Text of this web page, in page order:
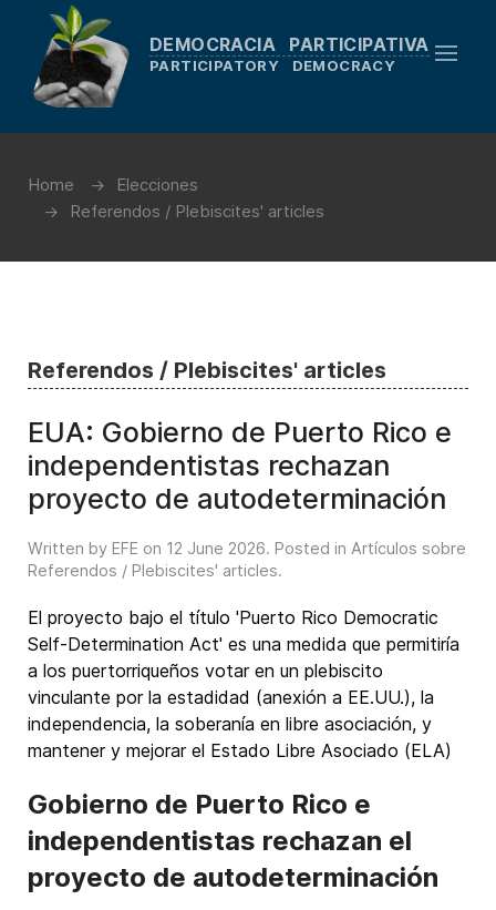
DEMOCRACIA PARTICIPATIVA
PARTICIPATORY DEMOCRACY
Home
Elecciones
Referendos / Plebiscites' articles
Referendos / Plebiscites' articles
EUA: Gobierno de Puerto Rico e
independentistas rechazan
proyecto de autodeterminación
Written by EFE on 12 June 2026. Posted in Artículos sobre
Referendos / Plebiscites' articles.
El proyecto bajo el título 'Puerto Rico Democratic
Self-Determination Act' es una medida que permitiría
a los puertorriqueños votar en un plebiscito
vinculante por la estadidad (anexión a EE.UU.), la
independencia, la soberanía en libre asociación, y
mantener y mejorar el Estado Libre Asociado (ELA)
Gobierno de Puerto Rico e
independentistas rechazan el
proyecto de autodeterminación